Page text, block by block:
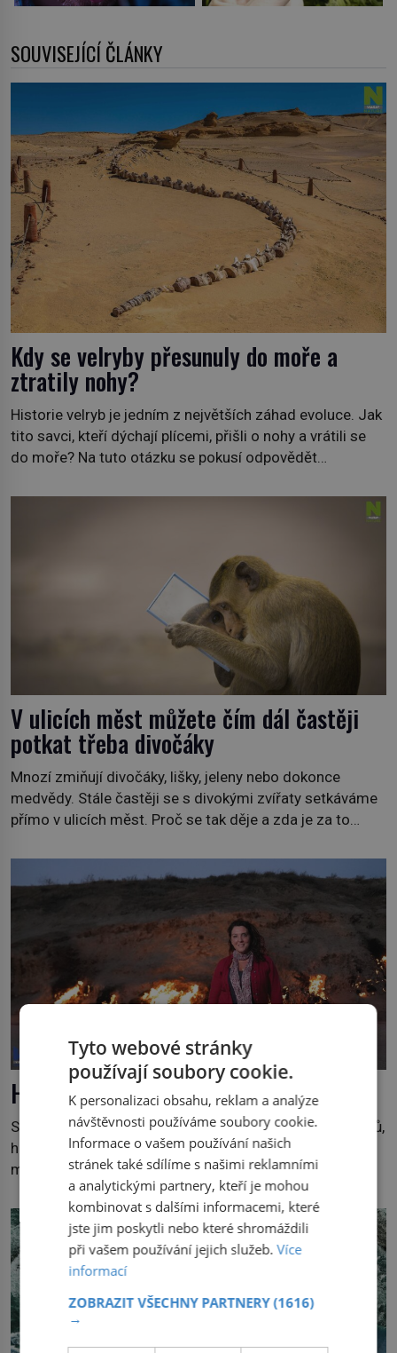
SOUVISEJÍCÍ ČLÁNKY
Kdy se velryby přesunuly do moře a
ztratily nohy?
Historie velryb je jedním z největších záhad evoluce. Jak
tito savci, kteří dýchají plícemi, přišli o nohy a vrátili se
do moře? Na tuto otázku se pokusí odpovědět
premiéru ve čtvrtek 29. února ve 20:00 na televizní
V ulicích měst můžete čím dál častěji
potkat třeba divočáky
Mnozí zmiňují divočáky, lišky, jeleny nebo dokonce
medvědy. Stále častěji se s divokými zvířaty setkáváme
přímo v ulicích měst. Proč se tak děje a zda je za to
jiných. My se raději podíváme do jiných zemí a
prozkoumáme, jaká další zvířata po celém světě se
Hora, jež věčně hoří, není mýtus
Svět ukrývá mnoho pokladů a tajemství. I když objevitelů,
historiků a cestovatelů je hodně, některá pozoruhodná
místa jsou stále překvapením pro mnohé z nás.
Neprobádané místa Ázerbájdžánu, rozmanitá historie
Albánie či úchvatná atmosféra Kypru jsou jedny z míst,
která nám mají co nabídnout a vyprávět. Uznávaná
historička Bettany Hughes, se vydala prozkoumat
pozoruhodné úkazy, o kterých jste možná doposud
neslyšeli. Hora, […]
Tyto webové stránky
používají soubory cookie.
K personalizaci obsahu, reklam a analýze
návštěvnosti používáme soubory cookie.
Informace o vašem používání našich
stránek také sdílíme s našimi reklamními
a analytickými partnery, kteří je mohou
kombinovat s dalšími informacemi, které
jste jim poskytli nebo které shromáždili
při vašem používání jejich služeb.Více
informací
ZOBRAZIT VŠECHNY PARTNERY(1616)
→